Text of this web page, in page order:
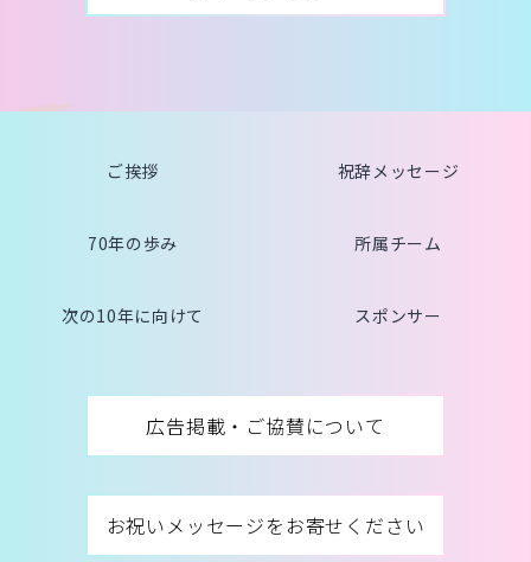
ご挨拶 祝辞メッセージ
70年の歩み 所属チーム
次の10年に向けて スポンサー
広告掲載・ご協賛について
お祝いメッセージをお寄せください